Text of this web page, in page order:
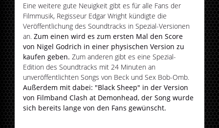
Eine weitere gute Neuigkeit gibt es für alle Fans der
Filmmusik, Regisseur Edgar Wright kündigte die
Veröffentlichung des Soundtracks in Spezial-Versionen
an.Zum einen wird es zum ersten Mal den Score
von Nigel Godrich in einer physischen Version zu
kaufen geben. Zum anderen gibt es eine Spezial-
Edition des Soundtracks mit 24 Minuten an
unveröffentlichten Songs von Beck und Sex Bob-Omb.
Außerdem mit dabei: "Black Sheep" in der Version
von Filmband Clash at Demonhead, der Song wurde
sich bereits lange von den Fans gewünscht.